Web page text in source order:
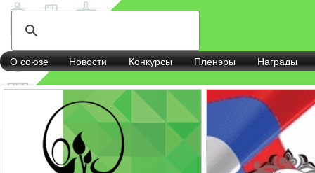
О союзе Новости Конкурсы Пленэры Награды